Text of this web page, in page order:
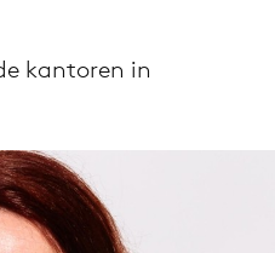
via de Adformatie
app
kantoren in